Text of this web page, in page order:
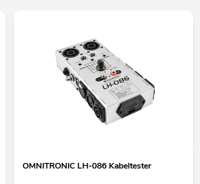
OMNITRONIC LH-086 Kabeltester